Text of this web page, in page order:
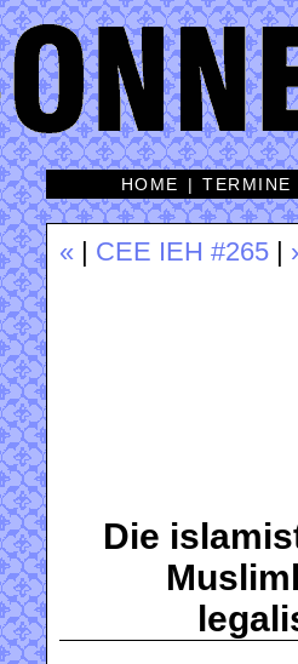
HOME |TERMINE
« CEE IEH #265
Die